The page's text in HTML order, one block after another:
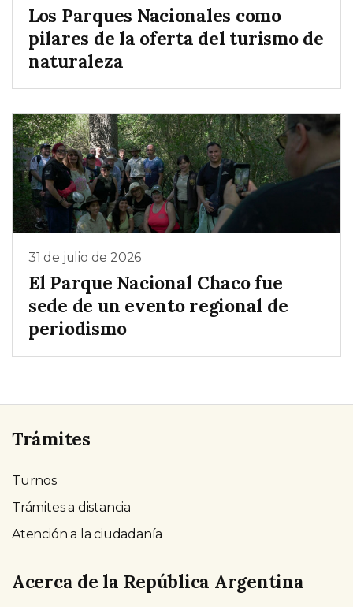
Los Parques Nacionales como
pilares de la oferta del turismo de
naturaleza
31 de julio de 2026
El Parque Nacional Chaco fue
sede de un evento regional de
periodismo
Trámites
Turnos
Trámites a distancia
Atención a la ciudadanía
Acerca de la República Argentina